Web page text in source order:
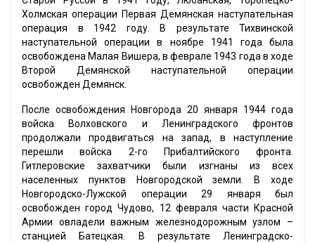
Холмская операции Первая Демянская наступательная
операция в 1942 году. В результате Тихвинской
наступательной операции в ноябре 1941 года была
освобождена Малая Вишера, в феврале 1943 года в ходе
Второй Демянской наступательной операции
освобожден Демянск.
После освобождения Новгорода 20 января 1944 года
войска Волховского и Ленинградского фронтов
продолжали продвигаться на запад, в наступление
перешли войска 2-го Прибалтийского фронта.
Гитлеровские захватчики были изгнаны из всех
населенных пунктов Новгородской земли. В ходе
Новгородско-Лужской операции 29 января был
освобожден город Чудово, 12 февраля части Красной
Армии овладели важным железнодорожным узлом –
станцией Батецкая. В результате Ленинградско-